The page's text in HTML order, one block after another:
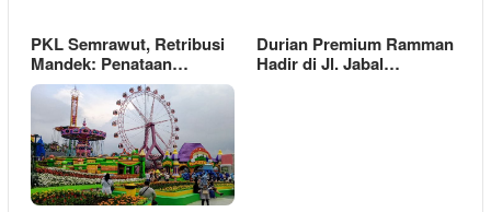
PKL Semrawut, Retribusi
Mandek: Penataan…
Durian Premium Ramman
Hadir di Jl. Jabal…